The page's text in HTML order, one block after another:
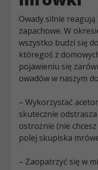
Owady silnie
zapachowe. W
wszystko budzi się
któregoś z
pojawieniu się
owadów w naszym
– Wykorzystać
skutecznie
ostrożnie (nie
polej skupiska
– Zaopatrzyć się w